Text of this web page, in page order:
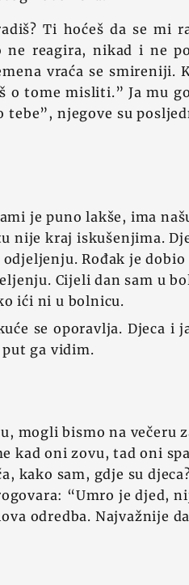
Ti hoćeš da se mi
ne reagira, nikad i ne
vraća se smireniji.
o tome misliti.” Ja mu
tebe”, njegove su
je puno lakše, ima
nije kraj iskušenjima.
Rođak je dobio
Cijeli dan sam u
ići ni u bolnicu.
se oporavlja. Djeca i
ga vidim.
mogli bismo na večeru
kad oni zovu, tad oni
kako sam, gdje su
“Umro je djed,
odredba. Najvažnije